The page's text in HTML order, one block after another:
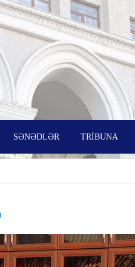
SƏNƏDLƏR TRİBUNA